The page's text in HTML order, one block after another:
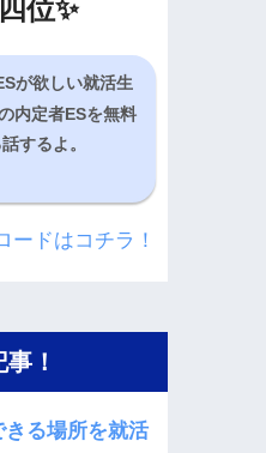
位✨
が欲しい就活生
内定者ESを無料
するよ。
ードはコチラ！
！
る場所を就活